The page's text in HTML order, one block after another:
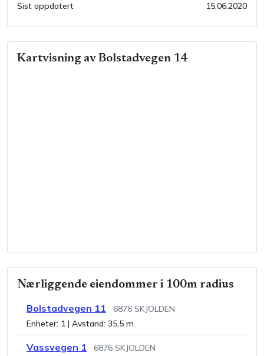
Sist oppdatert 15.06.2020
Kartvisning av Bolstadvegen 14
Nærliggende eiendommer i 100m radius
Bolstadvegen 11
6876 SKJOLDEN
Enheter: 1 | Avstand: 35,5 m
Vassvegen 1 6876 SKJOLDEN